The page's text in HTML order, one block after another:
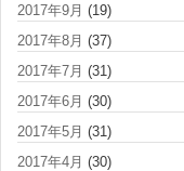
2017年9月 (19)
2017年8月 (37)
2017年7月 (31)
2017年6月 (30)
2017年5月 (31)
2017年4月 (30)